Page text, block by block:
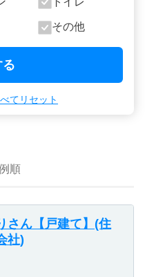
その他
てリセット
順
さん【戸建て】(住
社)